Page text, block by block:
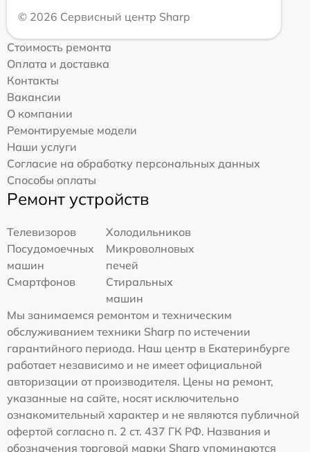
© 2026 Сервисный центр Sharp
Стоимость ремонта
Оплата и доставка
Контакты
Вакансии
О компании
Ремонтируемые модели
Наши услуги
Согласие на обработку персональных данных
Способы оплаты
Ремонт устройств
Телевизоров
Холодильников
Посудомоечных
машин
Микроволновых
печей
Смартфонов
Стиральных
машин
Мы занимаемся ремонтом и техническим
обслуживанием техники Sharp по истечении
гарантийного периода. Наш центр в Екатеринбурге
работает независимо и не имеет официальной
авторизации от производителя. Цены на ремонт,
указанные на сайте, носят исключительно
ознакомительный характер и не являются публичной
офертой согласно п. 2 ст. 437 ГК РФ. Названия и
обозначения торговой марки Sharp упоминаются